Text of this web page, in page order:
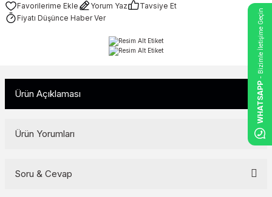
Yorum Yaz
Tavsiye Et
Fiyatı Düşünce Haber Ver
Ürün Açıklaması
Ürün Yorumları
Soru & Cevap
WHATSAPP
- Bizimle İletişime Geçin